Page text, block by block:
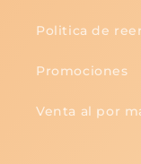
Politica de
Promociones
Venta al por